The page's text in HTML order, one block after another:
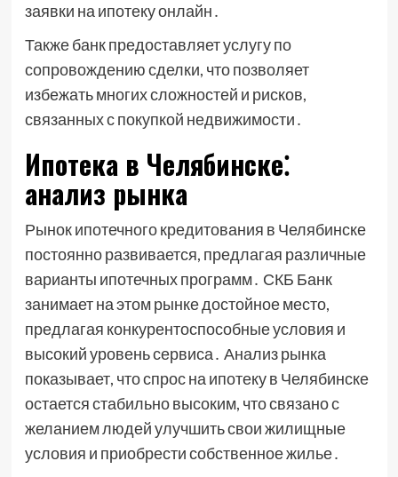
заявки на ипотеку онлайн․
Также банк предоставляет услугу по
сопровождению сделки, что позволяет
избежать многих сложностей и рисков,
связанных с покупкой недвижимости․
Ипотека в Челябинске⁚
анализ рынка
Рынок ипотечного кредитования в Челябинске
постоянно развивается, предлагая различные
варианты ипотечных программ․ СКБ Банк
занимает на этом рынке достойное место,
предлагая конкурентоспособные условия и
высокий уровень сервиса․ Анализ рынка
показывает, что спрос на ипотеку в Челябинске
остается стабильно высоким, что связано с
желанием людей улучшить свои жилищные
условия и приобрести собственное жилье․